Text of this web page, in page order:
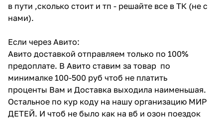
в пути ,сколько стоит и тп - решайте все в ТК (не с
нами).
Если через Авито:
Авито доставкой отправляем только по 100%
предоплате. В Авито ставим за товар по
минималке 100-500 руб чтоб не платить
проценты Вам и Доставка выходила наименьшая.
Остальное по кур коду на нашу организацию МИР
ДЕТЕЙ. И чтоб не было как на вб и озон поездок